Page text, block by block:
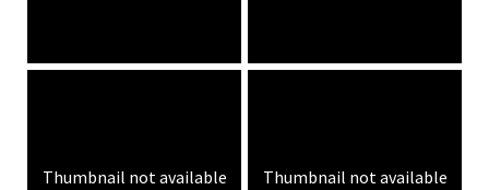
Thumbnail not available Thumbnail not available